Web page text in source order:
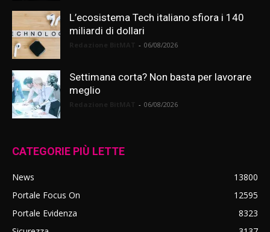
L’ecosistema Tech italiano sfiora i 140
miliardi di dollari
- 06/08/2026
Settimana corta? Non basta per lavorare
meglio
- 06/08/2026
CATEGORIE PIÙ LETTE
News
13800
Portale Focus On
12595
Portale Evidenza
8323